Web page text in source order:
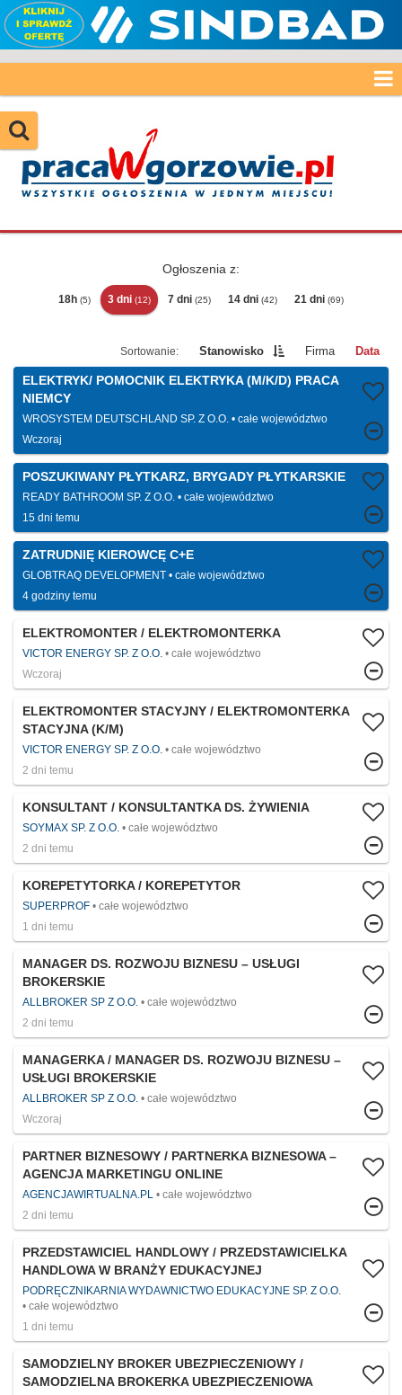
Ogłoszenia z:
18h (5) 3 dni (12) 7 dni (25) 14 dni (42) 21 dni (69)
Stanowisko Firma Data
ELEKTRYK/ POMOCNIK ELEKTRYKA (M/K/D) PRACA
NIEMCY
WROSYSTEM DEUTSCHLAND SP. Z O.O.
całe województwo
Wczoraj
POSZUKIWANY PŁYTKARZ, BRYGADY PŁYTKARSKIE
READY BATHROOM SP. Z O.O.
całe województwo
15 dni temu
ZATRUDNIĘ KIEROWCĘ C+E
GLOBTRAQ DEVELOPMENT
całe województwo
4 godziny temu
ELEKTROMONTER / ELEKTROMONTERKA
VICTOR ENERGY SP. Z O.O.
całe województwo
Wczoraj
ELEKTROMONTER STACYJNY / ELEKTROMONTERKA
STACYJNA (K/M)
VICTOR ENERGY SP. Z O.O.
całe województwo
2 dni temu
KONSULTANT / KONSULTANTKA DS. ŻYWIENIA
SOYMAX SP. Z O.O.
całe województwo
2 dni temu
KOREPETYTORKA / KOREPETYTOR
SUPERPROF
całe województwo
1 dni temu
MANAGER DS. ROZWOJU BIZNESU – USŁUGI
BROKERSKIE
ALLBROKER SP Z O.O.
całe województwo
2 dni temu
MANAGERKA / MANAGER DS. ROZWOJU BIZNESU –
USŁUGI BROKERSKIE
ALLBROKER SP Z O.O.
całe województwo
Wczoraj
PARTNER BIZNESOWY / PARTNERKA BIZNESOWA –
AGENCJA MARKETINGU ONLINE
AGENCJAWIRTUALNA.PL
całe województwo
2 dni temu
PRZEDSTAWICIEL HANDLOWY / PRZEDSTAWICIELKA
HANDLOWA W BRANŻY EDUKACYJNEJ
PODRĘCZNIKARNIA WYDAWNICTWO EDUKACYJNE SP. Z O.O.
całe województwo
1 dni temu
SAMODZIELNY BROKER UBEZPIECZENIOWY /
SAMODZIELNA BROKERKA UBEZPIECZENIOWA